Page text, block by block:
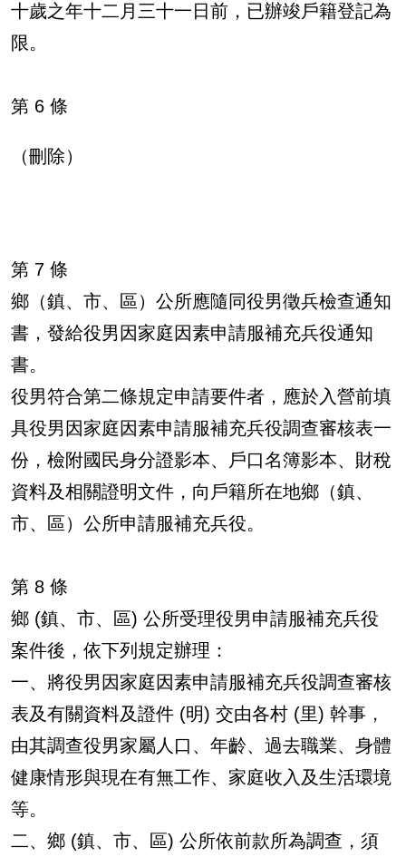
十歲之年十二月三十一日前，已辦竣戶籍登記為
限。
第 6 條
（刪除）
第 7 條
鄉（鎮、市、區）公所應隨同役男徵兵檢查通知
書，發給役男因家庭因素申請服補充兵役通知
書。
役男符合第二條規定申請要件者，應於入營前填
具役男因家庭因素申請服補充兵役調查審核表一
份，檢附國民身分證影本、戶口名簿影本、財稅
資料及相關證明文件，向戶籍所在地鄉（鎮、
市、區）公所申請服補充兵役。
第 8 條
鄉 (鎮、市、區) 公所受理役男申請服補充兵役
案件後，依下列規定辦理：
一、將役男因家庭因素申請服補充兵役調查審核
表及有關資料及證件 (明) 交由各村 (里) 幹事，
由其調查役男家屬人口、年齡、過去職業、身體
健康情形與現在有無工作、家庭收入及生活環境
等。
二、鄉 (鎮、市、區) 公所依前款所為調查，須